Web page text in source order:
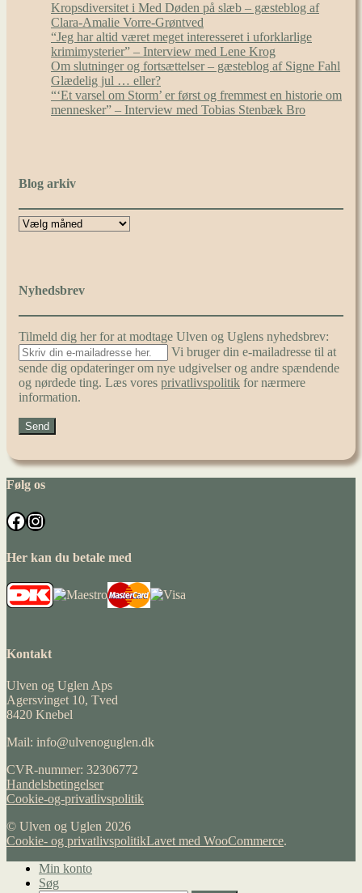
Kropsdiversitet i Med Døden på slæb – gæsteblog af
Clara-Amalie Vorre-Grøntved
“Jeg har altid været meget interesseret i uforklarlige
krimimysterier” – Interview med Lene Krog
Om slutninger og fortsættelser – gæsteblog af Signe Fahl
Glædelig jul … eller?
“‘Et varsel om Storm’ er først og fremmest en historie om
mennesker” – Interview med Tobias Stenbæk Bro
Blog arkiv
Nyhedsbrev
Tilmeld dig her for at modtage Ulven og Uglens nyhedsbrev:
Vi bruger din e-mailadresse til at
sende dig opdateringer om nye udgivelser og andre spændende
og nørdede ting. Læs vores privatlivspolitik for nærmere
information.
Følg os
Facebook
Instagram
Her kan du betale med
Kontakt
Ulven og Uglen Aps
Agersvinget 10, Tved
8420 Knebel
Mail: info@ulvenoguglen.dk
CVR-nummer: 32306772
Handelsbetingelser
Cookie-og-privatlivspolitik
© Ulven og Uglen 2026
Cookie- og privatlivspolitikLavet med WooCommerce.
Min konto
Søg